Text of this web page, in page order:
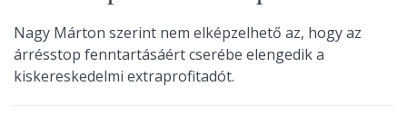
Nagy Márton szerint nem elképzelhető az, hogy az
árrésstop fenntartásáért cserébe elengedik a
kiskereskedelmi extraprofitadót.